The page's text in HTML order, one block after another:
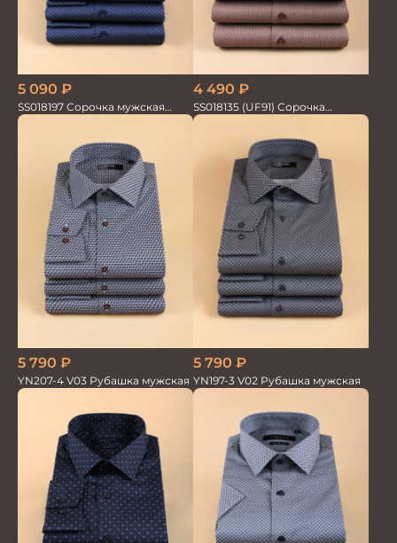
5 090 ₽
SS018197 Сорочка мужская
GROSTYLE PRIME
4 490 ₽
SS018135 (UF91) Сорочка
мужская GROSTYLE TRENDY
5 790 ₽
YN207-4 V03 Рубашка мужская
5 790 ₽
YN197-3 V02 Рубашка мужская